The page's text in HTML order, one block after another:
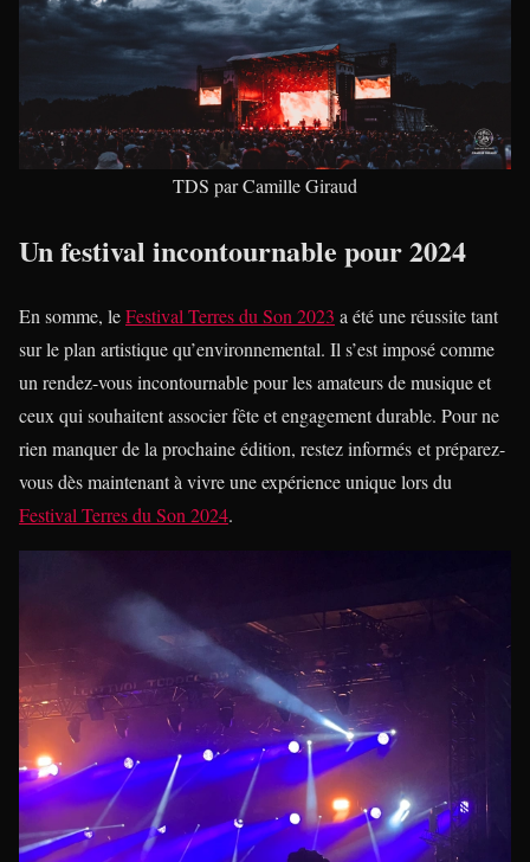
TDS par Camille Giraud
Un festival incontournable pour 2024
En somme, leFestival Terres du Son 2023 a été une réussite tant
sur le plan artistique qu’environnemental. Il s’est imposé comme
un rendez-vous incontournable pour les amateurs de musique et
ceux qui souhaitent associer fête et engagement durable. Pour ne
rien manquer de la prochaine édition, restez informés et préparez-
vous dès maintenant à vivre une expérience unique lors du
Festival Terres du Son 2024.